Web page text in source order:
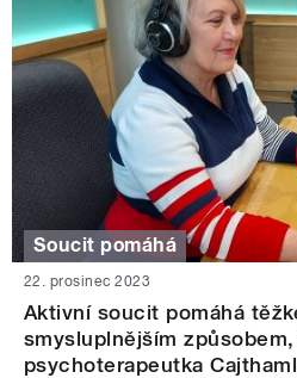
Soucit pomáhá
22. prosinec 2023
Aktivní soucit pomáhá
smysluplnějším
psychoterapeutka